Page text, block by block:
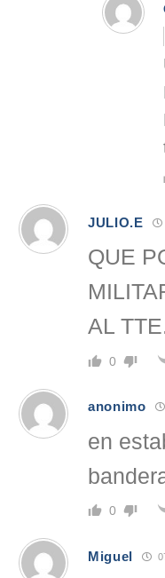
JULIO.E
QUE
AL
0
anonimo
en
0
Miguel